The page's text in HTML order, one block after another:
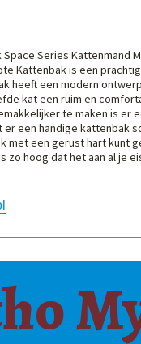
Series Kattenmand
Kattenbak is een
heeft een modern
kat een ruim en
te maken is er
er een handige kattenbak
met een gerust hart kunt
zo hoog dat het aan al je